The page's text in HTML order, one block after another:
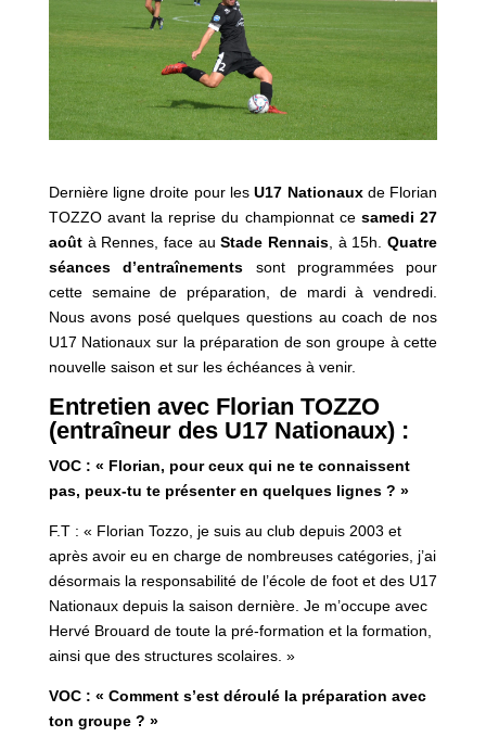
Dernière ligne droite pour lesU17 Nationauxde Florian
TOZZO avant la reprise du championnat cesamedi 27
aoûtà Rennes, face auStade Rennais, à 15h.Quatre
séances d’entraînements sont programmées pour
cette semaine de préparation, de mardi à vendredi.
Nous avons posé quelques questions au coach de nos
U17 Nationaux sur la préparation de son groupe à cette
nouvelle saison et sur les échéances à venir.
Entretien avec Florian TOZZO
(entraîneur des U17 Nationaux) :
VOC : « Florian, pour ceux qui ne te connaissent
pas, peux-tu te présenter en quelques lignes ? »
F.T : « Florian Tozzo, je suis au club depuis 2003 et
après avoir eu en charge de nombreuses catégories, j’ai
désormais la responsabilité de l’école de foot et des U17
Nationaux depuis la saison dernière. Je m’occupe avec
Hervé Brouard de toute la pré-formation et la formation,
ainsi que des structures scolaires. »
VOC : « Comment s’est déroulé la préparation avec
ton groupe ? »